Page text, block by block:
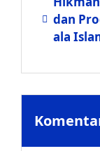
dan
ala